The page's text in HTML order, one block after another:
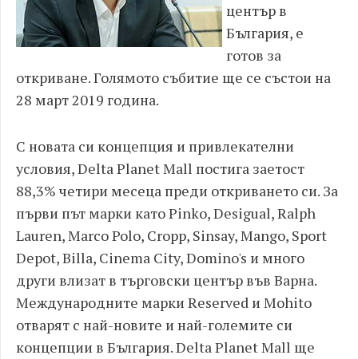
център в
България, е
готов за
откриване. Голямото събитие ще се състои на
28 март 2019 година.
С новата си концепция и привлекателни
условия, Delta Planet Mall постига заетост
88,3% четири месеца преди откриването си. За
първи път марки като Pinko, Desigual, Ralph
Lauren, Marco Polo, Cropp, Sinsay, Mango, Sport
Depot, Billa, Cinema City, Domino's и много
други влизат в търговски център във Варна.
Международните марки Reserved и Mohito
отварят с най-новите и най-големите си
концепции в България. Delta Planet Mall ще